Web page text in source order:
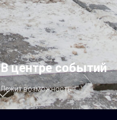
В центре событий
Лежит возможность